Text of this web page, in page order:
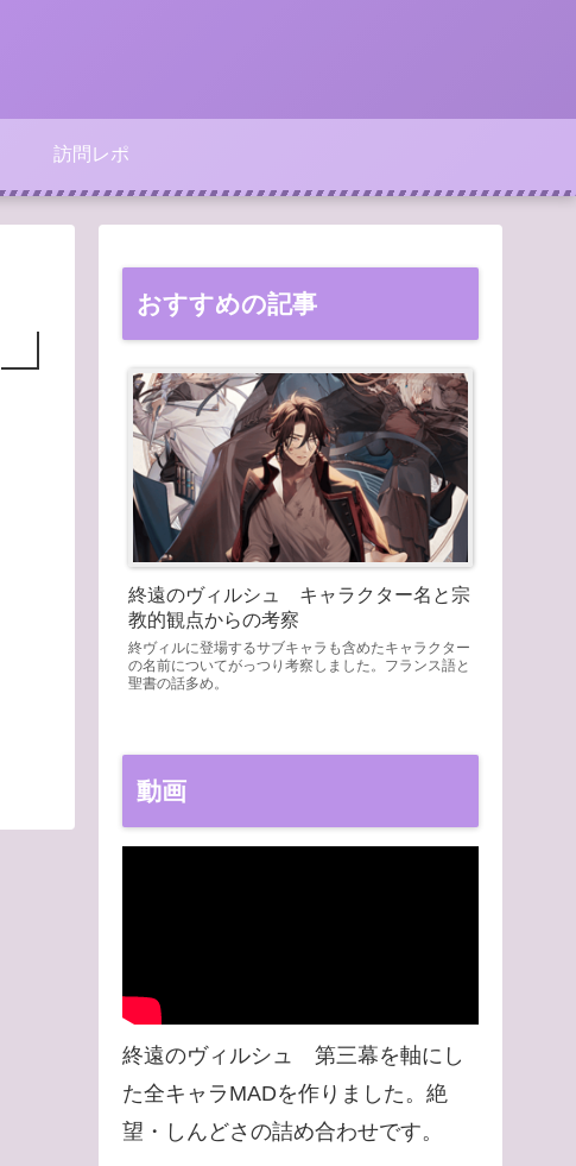
訪問レポ
おすすめの記事
終遠のヴィルシュ キャラクター名と宗
教的観点からの考察
終ヴィルに登場するサブキャラも含めたキャラクター
の名前についてがっつり考察しました。フランス語と
聖書の話多め。
動画
終遠のヴィルシュ 第三幕を軸にし
た全キャラMADを作りました。絶
望・しんどさの詰め合わせです。